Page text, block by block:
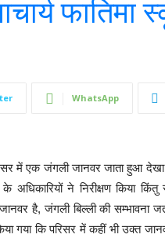
फातिमा
WhatsApp
में एक जंगली जानवर जाता हुआ देखा
अधिकारियों ने निरीक्षण किया
है, जंगली बिल्ली की सम्भावना
गया कि परिसर में कहीं भी उक्त